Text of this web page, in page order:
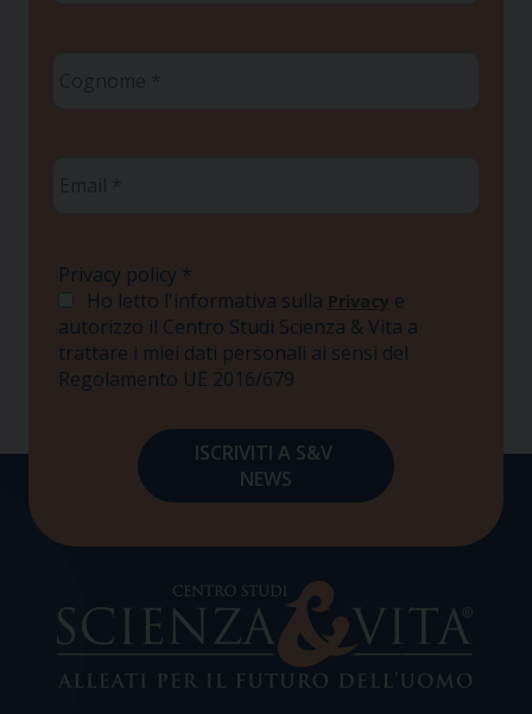
Privacy policy *
Ho letto l'informativa sulla Privacy e
autorizzo il Centro Studi Scienza & Vita a
trattare i miei dati personali ai sensi del
Regolamento UE 2016/679